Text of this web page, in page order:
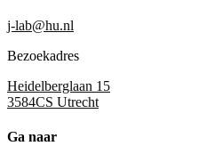
j-lab@hu.nl
Bezoekadres
Heidelberglaan 15
3584CS Utrecht
Ga naar